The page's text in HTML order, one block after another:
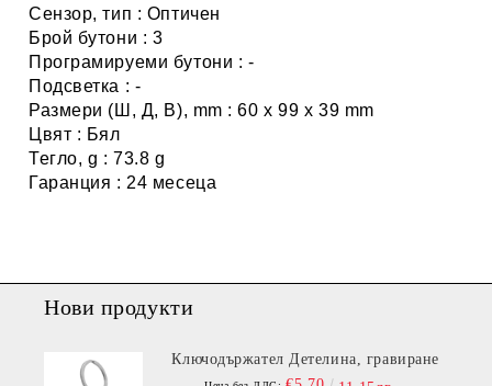
Сензор, тип : Оптичен
Брой бутони : 3
Програмируеми бутони : -
Подсветка : -
Размери (Ш, Д, В), mm : 60 x 99 x 39 mm
Цвят : Бял
Тегло, g : 73.8 g
Гаранция : 24 месеца
Нови продукти
Ключодържател Детелина, гравиране